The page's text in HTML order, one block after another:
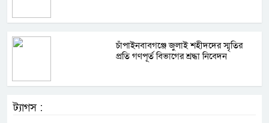
চাঁপাইনবাবগঞ্জে জুলাই শহীদদের স্মৃতির
প্রতি গণপূর্ত বিভাগের শ্রদ্ধা নিবেদন
ট্যাগস :